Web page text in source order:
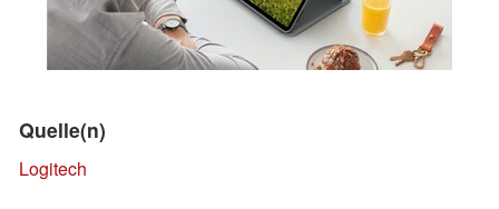
Quelle(n)
Logitech